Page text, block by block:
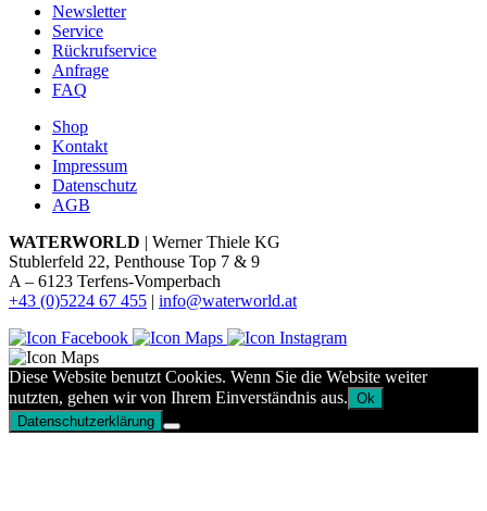
Newsletter
Service
Rückrufservice
Anfrage
FAQ
Shop
Kontakt
Impressum
Datenschutz
AGB
WATERWORLD | Werner Thiele KG
Stublerfeld 22, Penthouse Top 7 & 9
A – 6123 Terfens-Vomperbach
+43 (0)5224 67 455 | info@waterworld.at
Diese Website benutzt Cookies. Wenn Sie die Website weiter
nutzten, gehen wir von Ihrem Einverständnis aus. Ok
Datenschutzerklärung